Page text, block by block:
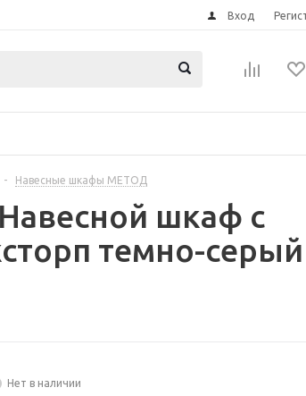
Вход
- Навесные шкафы МЕТОД
шкаф с
темно-серый
Нет в наличии